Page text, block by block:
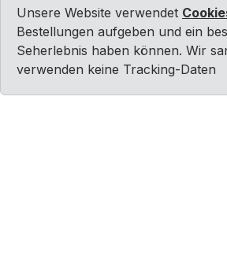
Unsere Website verwendet
Bestellungen aufgeben und ein
Seherlebnis haben können. Wir
verwenden keine Tracking-Daten